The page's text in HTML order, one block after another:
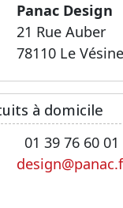
Panac Design
21 Rue Auber
78110 Le
à domicile
01 39 76 60 01